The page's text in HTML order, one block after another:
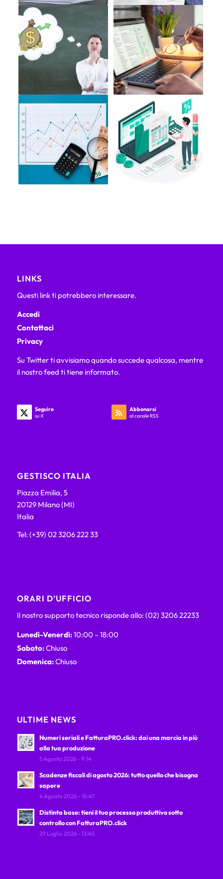
LINKS
Questi link ti potrebbero interessare.
Accedi
Contattaci
Privacy
Su Twitter ti avvisiamo quando succede qualcosa, mentre
il nostro feed ti tiene informato.
Seguire
su X
Abbonarsi
al canale RSS
GESTISCO ITALIA
Piazza Emilia, 5
20129 Milano (MI)
Italia
Tel: (+39) 02 3206 222 33
ORARI D’UFFICIO
Il nostro supporto tecnico risponde allo: (02) 3206 22233
Lunedì-Venerdì:10:00 – 18:00
Sabato:Chiuso
Domenica:Chiuso
ULTIME NEWS
Numeri seriali e FatturaPRO.click: dai una marcia in più
alla tua produzione
5 Agosto 2026 - 9:14
Scadenze fiscali di agosto 2026: tutto quello che bisogna
sapere
4 Agosto 2026 - 16:47
Distinta base: tieni il tuo processo produttivo sotto
controllo con FatturaPRO.click
29 Luglio 2026 - 13:45